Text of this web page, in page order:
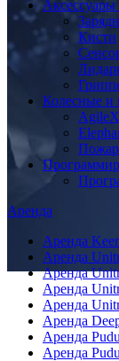
Аксессуары
Кисти
Колесные и
AgileX
Аренда
Аренда
Аренда
Аренда
Аренда
Аренда
Аренда
Аренда
Аренда